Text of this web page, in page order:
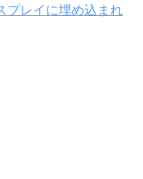
プレイに埋め込まれ